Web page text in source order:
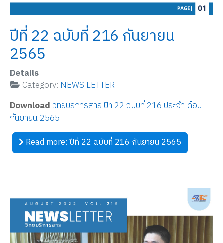
ปีที่ 22 ฉบับที่ 216 กันยายน
2565
Details
Category: NEWS LETTER
Download วิทยบริการสาร ปีที่ 22 ฉบับที่ 216 ประจำเดือน
กันยายน 2565
Read more: ปีที่ 22 ฉบับที่ 216 กันยายน 2565